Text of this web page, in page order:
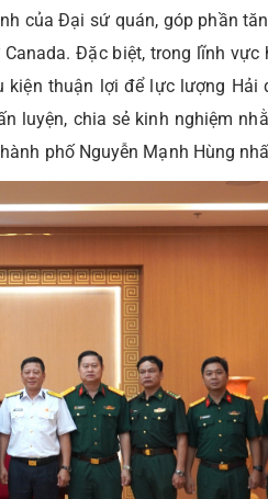
của Đại sứ quán, góp phần
Đặc biệt, trong lĩnh vực
thuận lợi để lực lượng Hải
luyện, chia sẻ kinh nghiệm
phố Nguyễn Mạnh Hùng